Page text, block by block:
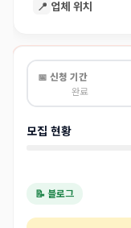
📍 업체 위치
📅 신청 기간
완료
모집 현황
📝 블로그